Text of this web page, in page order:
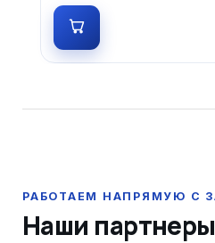
Наши партнеры